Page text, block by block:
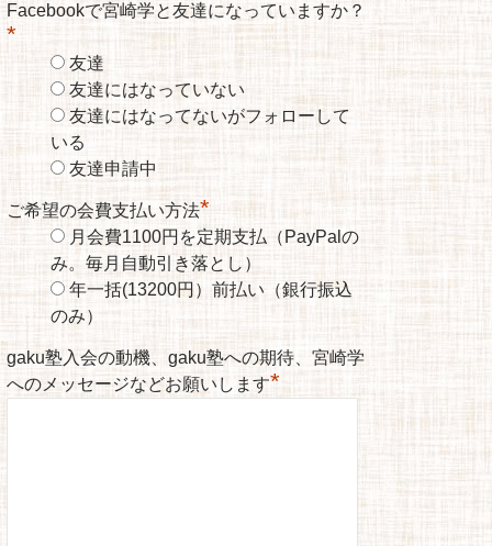
Facebookで宮崎学と友達になっていますか？
*
友達
友達にはなっていない
友達にはなってないがフォローして
いる
友達申請中
ご希望の会費支払い方法*
月会費1100円を定期支払（PayPalの
み。毎月自動引き落とし）
年一括(13200円）前払い（銀行振込
のみ）
gaku塾入会の動機、gaku塾への期待、宮崎学
へのメッセージなどお願いします*